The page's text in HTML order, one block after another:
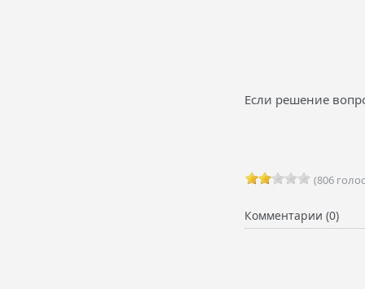
Если решение
(806
Комментарии (0)